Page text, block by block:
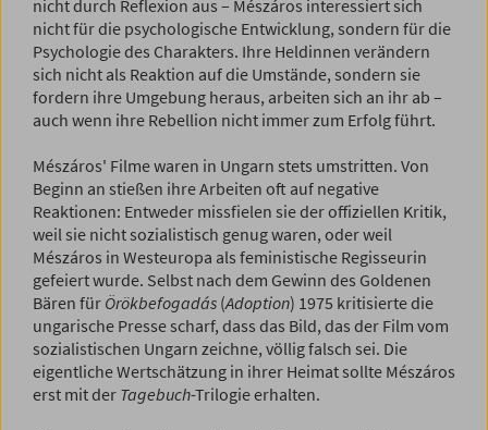
nicht durch Reflexion aus – Mészáros interessiert sich
nicht für die psychologische Entwicklung, sondern für die
Psychologie des Charakters. Ihre Heldinnen verändern
sich nicht als Reaktion auf die Umstände, sondern sie
fordern ihre Umgebung heraus, arbeiten sich an ihr ab –
auch wenn ihre Rebellion nicht immer zum Erfolg führt.
Mészáros' Filme waren in Ungarn stets umstritten. Von
Beginn an stießen ihre Arbeiten oft auf negative
Reaktionen: Entweder missfielen sie der offiziellen Kritik,
weil sie nicht sozialistisch genug waren, oder weil
Mészáros in Westeuropa als feministische Regisseurin
gefeiert wurde. Selbst nach dem Gewinn des Goldenen
Bären für Örökbefogadás (Adoption) 1975 kritisierte die
ungarische Presse scharf, dass das Bild, das der Film vom
sozialistischen Ungarn zeichne, völlig falsch sei. Die
eigentliche Wertschätzung in ihrer Heimat sollte Mészáros
erst mit der Tagebuch-Trilogie erhalten.